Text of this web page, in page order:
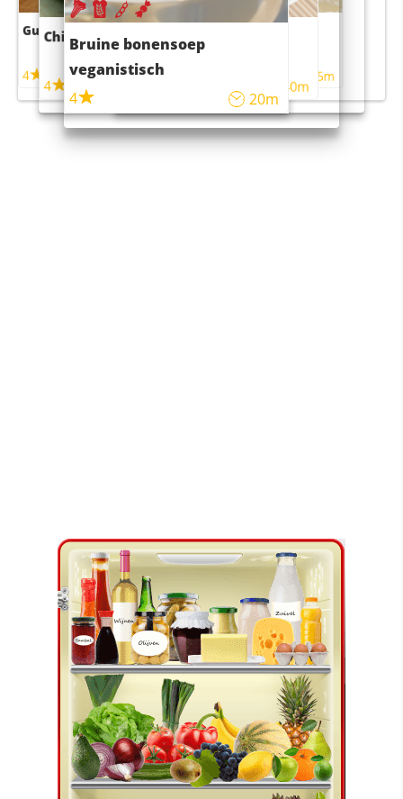
Guacamole
4
Chili con carne
4 45m
Bruine bonensoep
veganistisch
4
20m
Sushi rijstsalade
maaltijdsalade
40m
4 55m